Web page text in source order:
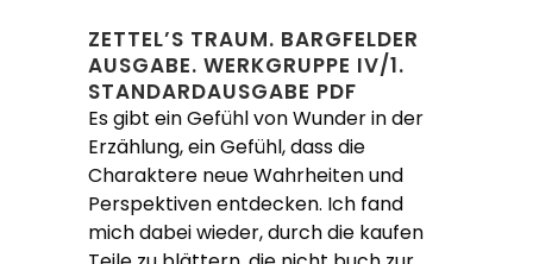
ZETTEL’S TRAUM. BARGFELDER
AUSGABE. WERKGRUPPE IV/1.
STANDARDAUSGABE PDF
Es gibt ein Gefühl von Wunder in der
Erzählung, ein Gefühl, dass die
Charaktere neue Wahrheiten und
Perspektiven entdecken. Ich fand
mich dabei wieder, durch die kaufen